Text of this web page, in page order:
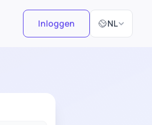
Inloggen NL
Selecteer taal